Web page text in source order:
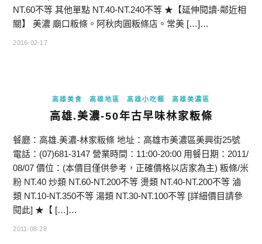
NT.60不等 其他單點 NT.40-NT.240不等 ★【延伸閱讀-鄰近相
關】 美濃 廟口粄條。阿秋肉圓粄條店。常美 […]…
2016-02-17
高雄美食 高雄地區 高雄小吃類 高雄美濃區
高雄.美濃-50年古早味林家粄條
餐廳：高雄.美濃-林家粄條 地址：高雄市美濃區美興街25號
電話：(07)681-3147 營業時間：11:00-20:00 用餐日期：2011/
08/07 價位：(本價目僅供參考，正確價格以店家為主) 粄條/米
粉 NT.40 炒類 NT.60-NT.200不等 燙類 NT.40-NT.200不等 滷
類 NT.10-NT.350不等 湯類 NT.30-NT.100不等 [詳細價目請參
閱此] ★【 […]…
2011-08-28